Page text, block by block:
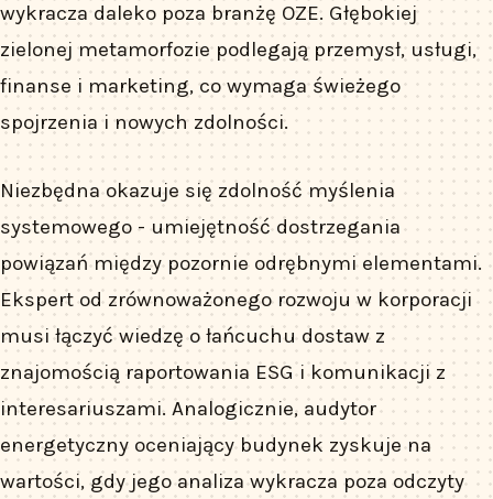
wykracza daleko poza branżę OZE. Głębokiej
zielonej metamorfozie podlegają przemysł, usługi,
finanse i marketing, co wymaga świeżego
spojrzenia i nowych zdolności.
Niezbędna okazuje się zdolność myślenia
systemowego - umiejętność dostrzegania
powiązań między pozornie odrębnymi elementami.
Ekspert od zrównoważonego rozwoju w korporacji
musi łączyć wiedzę o łańcuchu dostaw z
znajomością raportowania ESG i komunikacji z
interesariuszami. Analogicznie, audytor
energetyczny oceniający budynek zyskuje na
wartości, gdy jego analiza wykracza poza odczyty